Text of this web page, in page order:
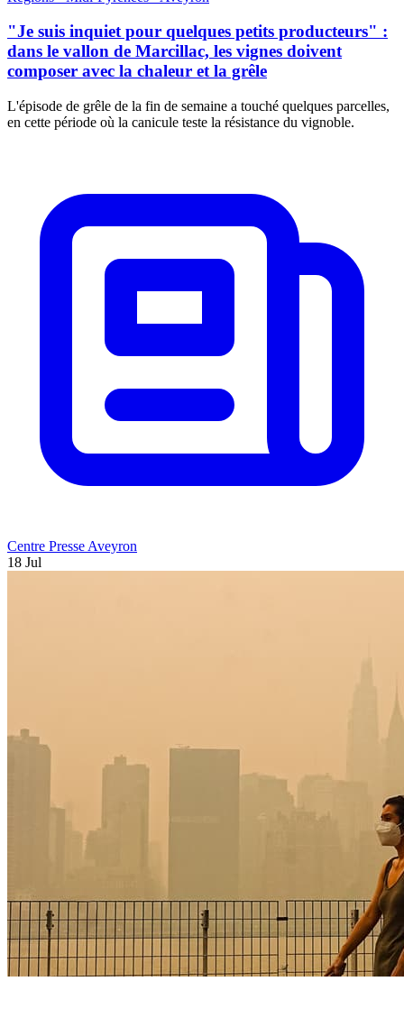
"Je suis inquiet pour quelques petits producteurs" :
dans le vallon de Marcillac, les vignes doivent
composer avec la chaleur et la grêle
L'épisode de grêle de la fin de semaine a touché quelques parcelles,
en cette période où la canicule teste la résistance du vignoble.
Centre Presse Aveyron
18 Jul